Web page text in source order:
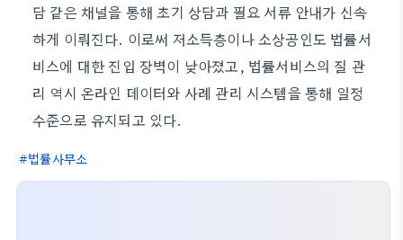
담 같은 채널을 통해 초기 상담과 필요 서류 안내가 신속
하게 이뤄진다. 이로써 저소득층이나 소상공인도 법률서
비스에 대한 진입 장벽이 낮아졌고, 법률서비스의 질 관
리 역시 온라인 데이터와 사례 관리 시스템을 통해 일정
수준으로 유지되고 있다.
법률사무소